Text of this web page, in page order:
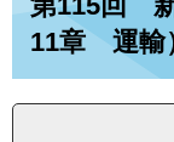
11章 運輸